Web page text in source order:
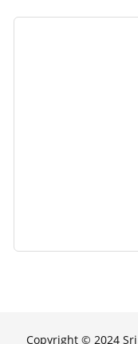
Copyright © 2024